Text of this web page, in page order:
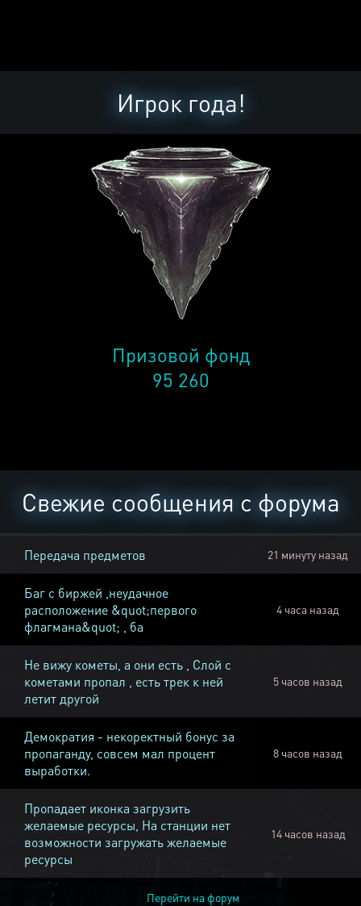
Игрок года!
Призовой фонд
95 260
Свежие сообщения с форума
Передача предметов 21 минуту назад
Баг с биржей ,неудачное
расположение &quot;первого
флагмана&quot; , ба
4 часа назад
Не вижу кометы, а они есть , Слой с
кометами пропал , есть трек к ней
летит другой
5 часов назад
Демократия - некоректный бонус за
пропаганду, совсем мал процент
выработки.
8 часов назад
Пропадает иконка загрузить
желаемые ресурсы, На станции нет
возможности загружать желаемые
ресурсы
14 часов назад
Перейти на форум